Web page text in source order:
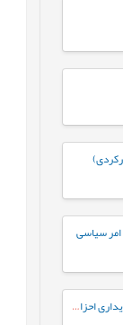
سیاسی
تحلیل تطبیقی رابطۀ ساختار قدرت و پایداری/ ناپایداری احزاب سیاسی در ساختارهای اقتدارگرا، دموکراتیک و شبه¬اقتدارگرا